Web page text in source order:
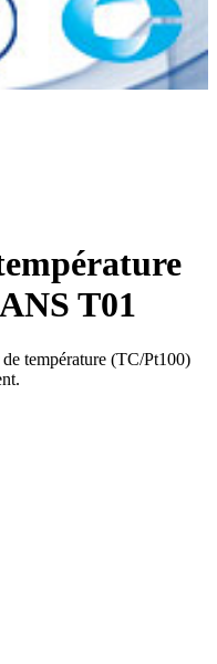
T01
température (TC/Pt100)